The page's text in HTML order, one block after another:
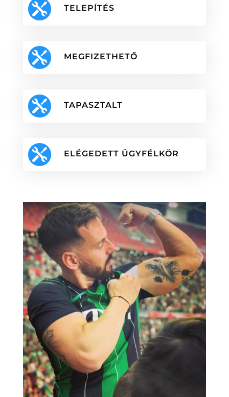
 TELEPÍTÉS
 MEGFIZETHETŐ
 TAPASZTALT
 ELÉGEDETT ÜGYFÉLKÖR